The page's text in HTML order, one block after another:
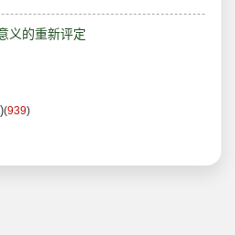
义的重新评定
(939)